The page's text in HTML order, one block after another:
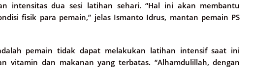
intensitas dua sesi latihan sehari. “Hal ini akan membantu
fisik para pemain,” jelas Ismanto Idrus, mantan pemain PS
pemain tidak dapat melakukan latihan intensif saat ini
vitamin dan makanan yang terbatas. “Alhamdulillah, dengan